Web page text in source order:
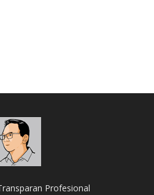
Profesional